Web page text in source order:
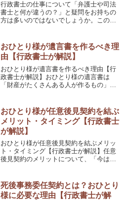
行政書士の仕事について「弁護士や司法
書士と何が違うの？」と疑問をお持ちの
方は多いのではないでしょうか。この記
わかりやすくご説明します。この記事で
は、行政書士がどんな仕事...
おひとり様が遺言書を作るべき理
由【行政書士が解説】
おひとり様が遺言書を作るべき理由【行
政書士が解説】おひとり様の遺言書は
「財産がたくさんある人が作るもの」と
常に重要な準備のひとつです。この記事
では、おひとり様が遺言書を...
おひとり様が任意後見契約を結ぶ
メリット・タイミング【行政書士
が解説】
おひとり様が任意後見契約を結ぶメリッ
ト・タイミング【行政書士が解説】任意
後見契約のメリットについて、「今は元
低下することは誰にでも起こりえます。
おひとり様こそ早めの備え...
死後事務委任契約とは？おひとり
様に必要な理由【行政書士が解